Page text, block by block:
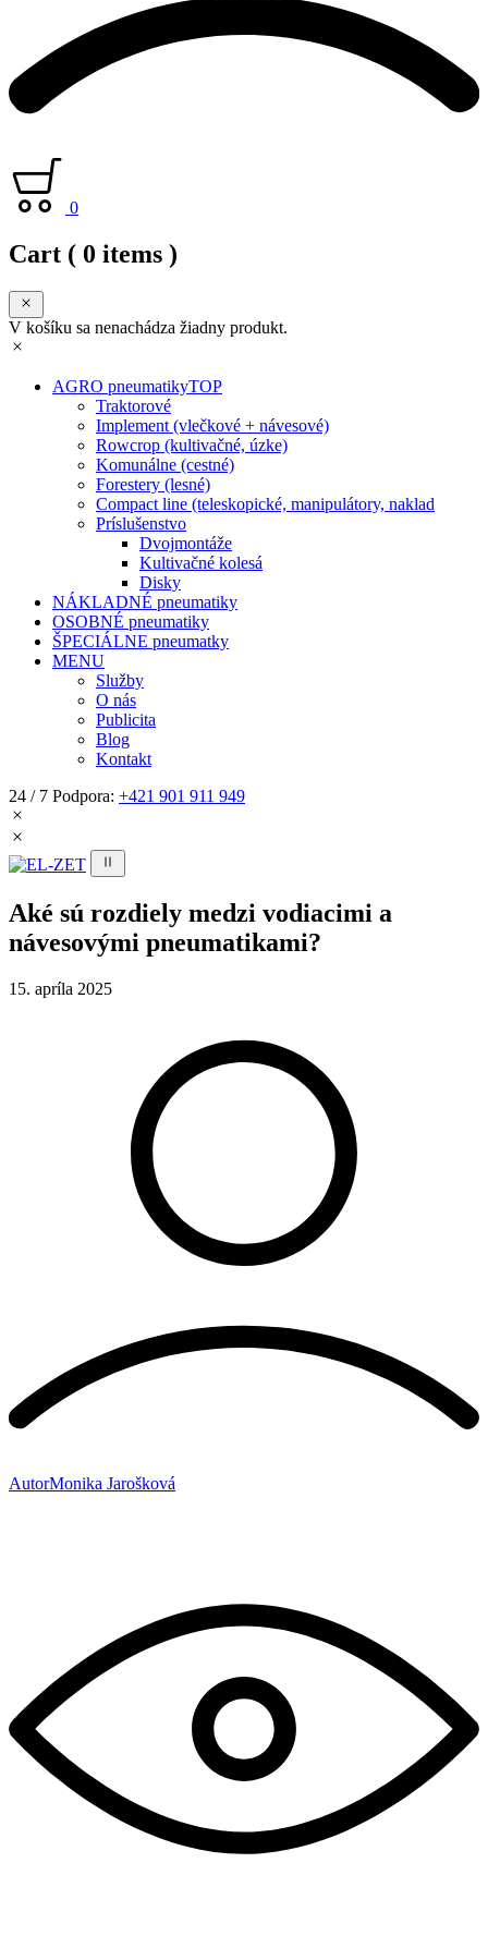
0
Cart ( 0 items )
V košíku sa nenachádza žiadny produkt.
AGRO pneumatikyTOP
Traktorové
Implement (vlečkové + návesové)
Rowcrop (kultivačné, úzke)
Komunálne (cestné)
Forestery (lesné)
Compact line (teleskopické, manipulátory, naklad
Príslušenstvo
Dvojmontáže
Kultivačné kolesá
Disky
NÁKLADNÉ pneumatiky
OSOBNÉ pneumatiky
ŠPECIÁLNE pneumatky
MENU
Služby
O nás
Publicita
Blog
Kontakt
24 / 7 Podpora: +421 901 911 949
Aké sú rozdiely medzi vodiacimi a
návesovými pneumatikami?
15. apríla 2025
AutorMonika Jarošková